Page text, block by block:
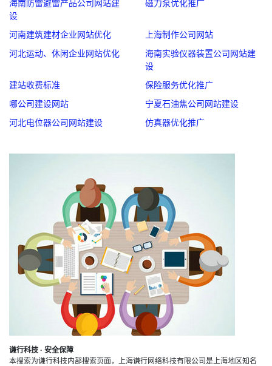
海南防雷避雷产品公司网站建
设
磁力泵优化推广
河南建筑建材企业网站优化
上海制作公司网站
河北运动、休闲企业网站优化
海南实验仪器装置公司网站建
设
建站收费标准
保险服务优化推广
哪公司建设网站
宁夏石油焦公司网站建设
河北电位器公司网站建设
仿真器优化推广
谦行科技 · 安全保障
本搜索为谦行科技内部搜索页面，上海谦行网络科技有限公司是上海地区知名